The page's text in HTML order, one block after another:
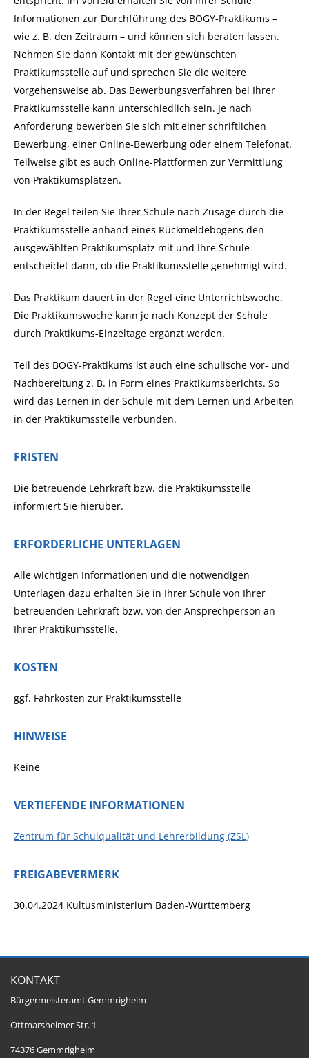
Informationen zur Durchführung des BOGY-Praktikums –
wie z. B. den Zeitraum – und können sich beraten lassen.
Nehmen Sie dann Kontakt mit der gewünschten
Praktikumsstelle auf und sprechen Sie die weitere
Vorgehensweise ab. Das Bewerbungsverfahren bei Ihrer
Praktikumsstelle kann unterschiedlich sein. Je nach
Anforderung bewerben Sie sich mit einer schriftlichen
Bewerbung, einer Online-Bewerbung oder einem Telefonat.
Teilweise gibt es auch Online-Plattformen zur Vermittlung
von Praktikumsplätzen.
In der Regel teilen Sie Ihrer Schule nach Zusage durch die
Praktikumsstelle anhand eines Rückmeldebogens den
ausgewählten Praktikumsplatz mit und Ihre Schule
entscheidet dann, ob die Praktikumsstelle genehmigt wird.
Das Praktikum dauert in der Regel eine Unterrichtswoche.
Die Praktikumswoche kann je nach Konzept der Schule
durch Praktikums-Einzeltage ergänzt werden.
Teil des BOGY-Praktikums ist auch eine schulische Vor- und
Nachbereitung z. B. in Form eines Praktikumsberichts. So
wird das Lernen in der Schule mit dem Lernen und Arbeiten
in der Praktikumsstelle verbunden.
FRISTEN
Die betreuende Lehrkraft bzw. die Praktikumsstelle
informiert Sie hierüber.
ERFORDERLICHE UNTERLAGEN
Alle wichtigen Informationen und die notwendigen
Unterlagen dazu erhalten Sie in Ihrer Schule von Ihrer
betreuenden Lehrkraft bzw. von der Ansprechperson an
Ihrer Praktikumsstelle.
KOSTEN
ggf. Fahrkosten zur Praktikumsstelle
HINWEISE
Keine
VERTIEFENDE INFORMATIONEN
Zentrum für Schulqualität und Lehrerbildung (ZSL)
FREIGABEVERMERK
30.04.2024 Kultusministerium Baden-Württemberg
KONTAKT
Bürgermeisteramt Gemmrigheim
Ottmarsheimer Str. 1
74376 Gemmrigheim